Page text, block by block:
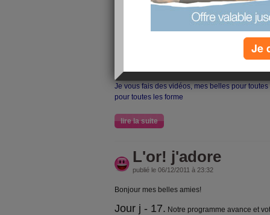
Je suis en retard ce matin pour vous mettre
soir je me suis endormie devant l'écran
J'ai acheté une nouvelle caméra , à partir de
aurez des vidéos d'une meilluere clarté et
Je vous fais des vidéos, mes belles pour
pour toutes les forme
lire la suite
L'or! j'adore
publié le 06/12/2011 à 23:32
Bonjour mes belles amies!
Jour j - 17. Notre programme avance et
Je